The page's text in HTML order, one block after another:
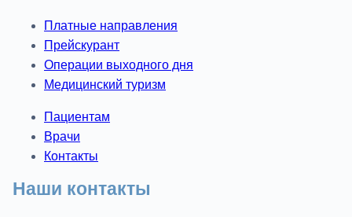
Платные направления
Прейскурант
Операции выходного дня
Медицинский туризм
Пациентам
Врачи
Контакты
Наши контакты